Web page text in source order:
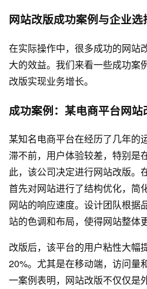
网站改版成功案例与企业
在实际操作中，很多成功的网站
大的效益。我们来看一些成功案
改版实现业务增长。
成功案例：某电商平台网站
某知名电商平台在经历了几年的
滞不前，用户体验较差，特别是
此，该公司决定进行网站改版。
首先对网站进行了结构优化，简
网站的响应速度。设计团队根据
站的色调和布局，使得网站整体
改版后，该平台的用户粘性大幅
20%。尤其是在移动端，访问量
一案例表明，网站改版不仅仅是